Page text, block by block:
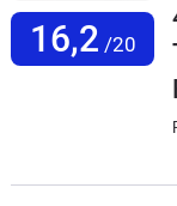
16,2 /20